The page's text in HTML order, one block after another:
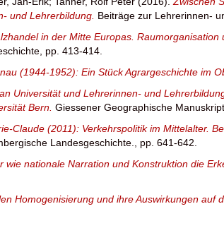
und Lehrerbildung. Beiträge zur Lehrerinnen-
in der Mitte Europas.
pp. 413-414.
(1944-1952): Ein Stück Agrargeschichte im
Universität und Lehrerinnen- und
Bern. Giessener Geographische
Claude (2011): Verkehrspolitik im Mittelalter.
Landesgeschichte., pp. 641-642.
wie nationale Narration und Konstruktion die
Homogenisierung und ihre Auswirkungen auf